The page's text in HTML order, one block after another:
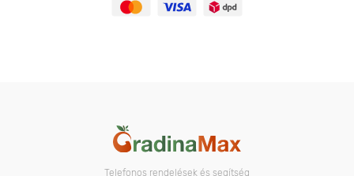
Telefonos rendelések és segítség